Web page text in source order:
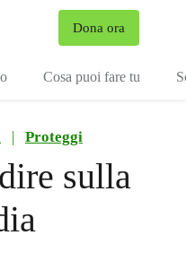
Dona ora
Cosa puoi fare tu
| Proteggi
sulla